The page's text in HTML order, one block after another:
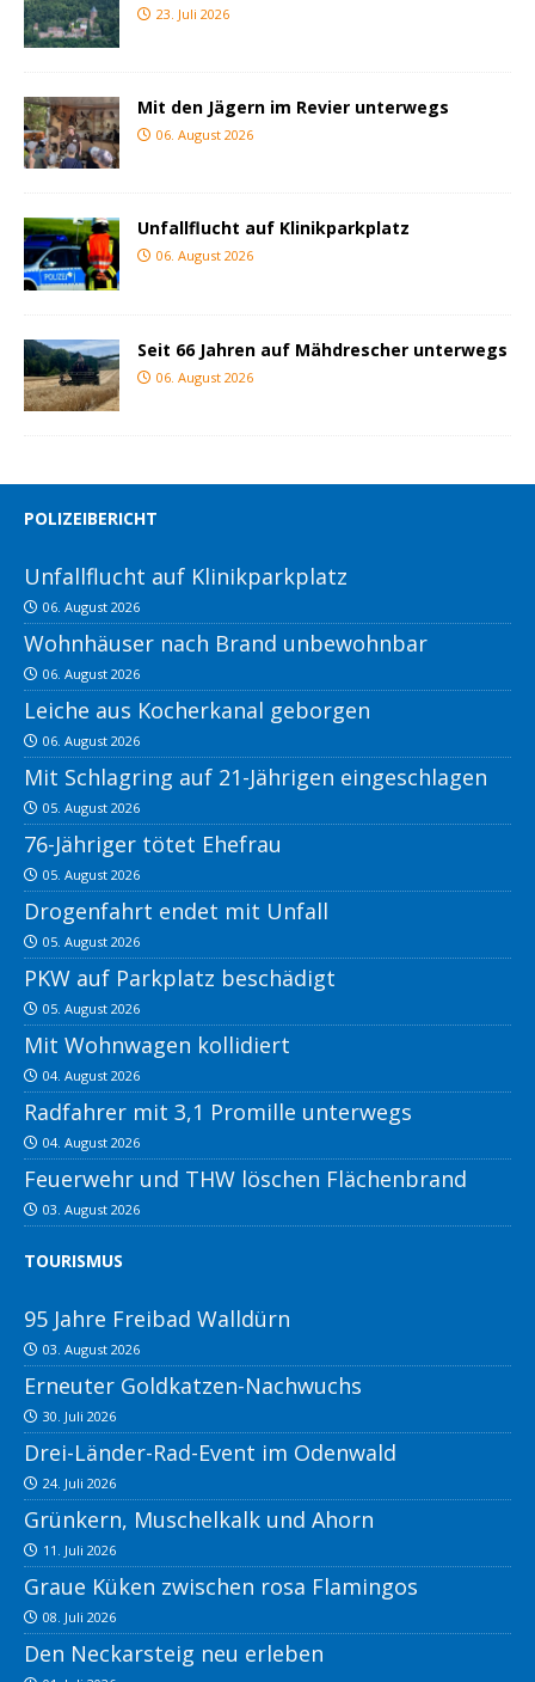
23. Juli 2026
Mit den Jägern im Revier unterwegs
06. August 2026
Unfallflucht auf Klinikparkplatz
06. August 2026
Seit 66 Jahren auf Mähdrescher unterwegs
06. August 2026
POLIZEIBERICHT
Unfallflucht auf Klinikparkplatz
06. August 2026
Wohnhäuser nach Brand unbewohnbar
06. August 2026
Leiche aus Kocherkanal geborgen
06. August 2026
Mit Schlagring auf 21-Jährigen eingeschlagen
05. August 2026
76-Jähriger tötet Ehefrau
05. August 2026
Drogenfahrt endet mit Unfall
05. August 2026
PKW auf Parkplatz beschädigt
05. August 2026
Mit Wohnwagen kollidiert
04. August 2026
Radfahrer mit 3,1 Promille unterwegs
04. August 2026
Feuerwehr und THW löschen Flächenbrand
03. August 2026
TOURISMUS
95 Jahre Freibad Walldürn
03. August 2026
Erneuter Goldkatzen-Nachwuchs
30. Juli 2026
Drei-Länder-Rad-Event im Odenwald
24. Juli 2026
Grünkern, Muschelkalk und Ahorn
11. Juli 2026
Graue Küken zwischen rosa Flamingos
08. Juli 2026
Den Neckarsteig neu erleben